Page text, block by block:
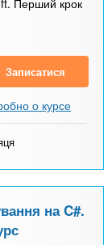
Перший крок
Записатися
о курсе
на C#.